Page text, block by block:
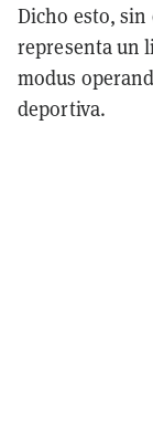
Dicho esto,
representa un
modus
deportiva.